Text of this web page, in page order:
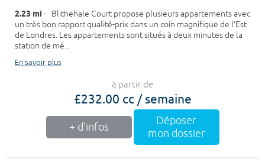
2.23 mi - Blithehale Court propose plusieurs appartements avec
un très bon rapport qualité-prix dans un coin magnifique de l’Est
de Londres. Les appartements sont situés à deux minutes de la
station de mé...
En savoir plus
à partir de
£232.00 cc / semaine
+ d'infos
Déposer
mon dossier